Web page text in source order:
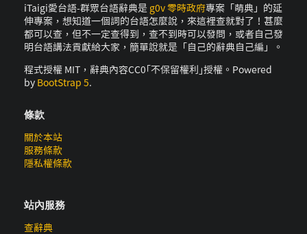
iTaigi愛台語-群眾台語辭典是 g0v 零時政府專案「萌典」的延
伸專案，想知道一個詞的台語怎麼說，來這裡查就對了！甚麼
都可以查，但不一定查得到，查不到時可以發問，或者自己發
明台語講法貢獻給大家，簡單說就是「自己的辭典自己編」。
程式授權 MIT，辭典內容CC0｢不保留權利｣授權。Powered
by BootStrap 5.
條款
關於本站
服務條款
隱私權條款
站內服務
查辭典